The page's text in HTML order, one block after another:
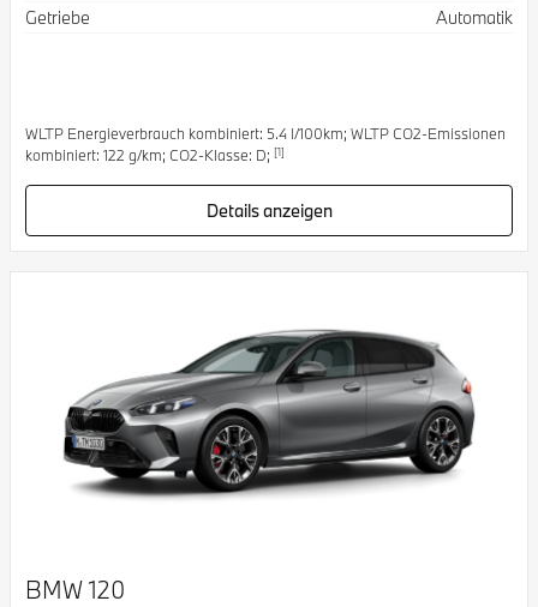
Getriebe
Automatik
WLTP Energieverbrauch kombiniert: 5.4 l/100km; WLTP CO2-Emissionen
kombiniert: 122 g/km; CO2-Klasse: D; [1]
Details anzeigen
BMW 120